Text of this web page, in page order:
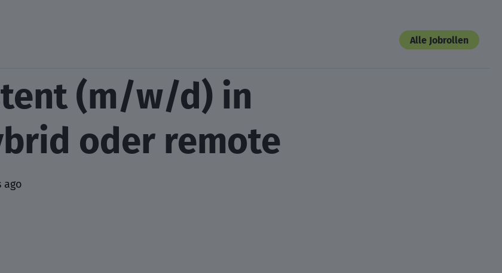
Alle Jobrollen
(m/w/d) in
oder remote
ago